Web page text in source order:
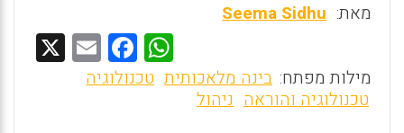
מאת: Seema Sidhu
W
h
F
a
E
m מילות מפתח: בינה מלאכותית טכנולוגיה
טכנולוגיה והוראה ניהול